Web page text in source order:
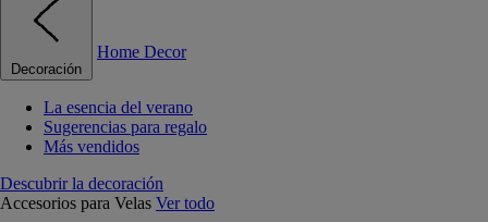
Decoración
Home Decor
La esencia del verano
Sugerencias para regalo
Más vendidos
Descubrir la decoración
Accesorios para Velas Ver todo